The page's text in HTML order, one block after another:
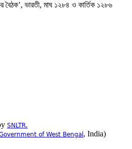
ভারতী, মাঘ ১২৮৪ ও কার্তিক ১২৮৬
SNLTR.
of West Bengal , India)